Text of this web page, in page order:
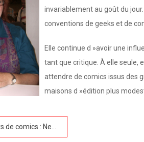
invariablement au goût du
conventions de geeks et de
Elle continue d »avoir une
tant que critique. À elle seule,
attendre de comics issus des
maisons d »édition plus
: Neil Gaiman